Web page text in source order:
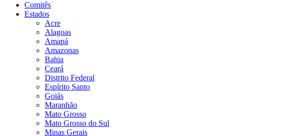
Comitês
Estados
Acre
Alagoas
Amapá
Amazonas
Bahia
Ceará
Distrito Federal
Espírito Santo
Goiás
Maranhão
Mato Grosso
Mato Grosso do Sul
Minas Gerais